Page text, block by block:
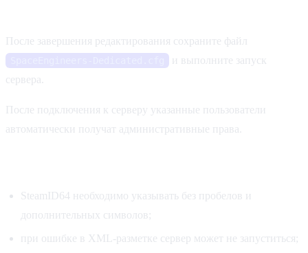
После завершения редактирования сохраните файл
и выполните запуск
сервера.
После подключения к серверу указанные пользователи
автоматически получат административные права.
SteamID64 необходимо указывать без пробелов и
дополнительных символов;
при ошибке в XML-разметке сервер может не запуститься;